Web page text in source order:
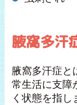
腋窩多汗
腋窩多汗症と
常生活に支障
く状態を指